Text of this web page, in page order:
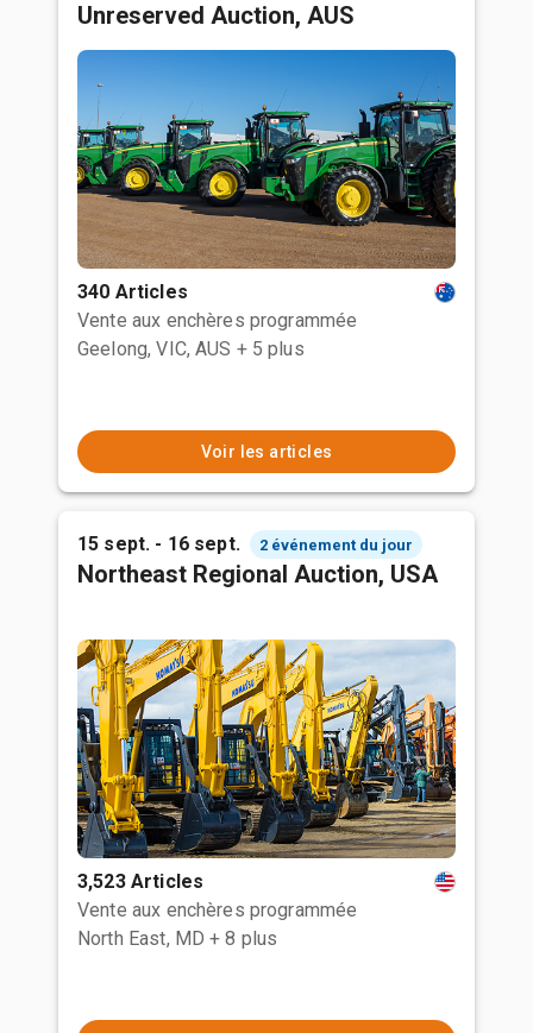
Unreserved Auction, AUS
340 Articles
Vente aux enchères programmée
Geelong, VIC, AUS + 5 plus
Voir les articles
15 sept. - 16 sept. 2 événement du jour
Northeast Regional Auction, USA
3,523 Articles
Vente aux enchères programmée
North East, MD + 8 plus